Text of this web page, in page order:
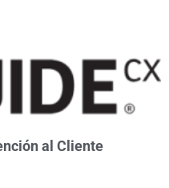
al Cliente